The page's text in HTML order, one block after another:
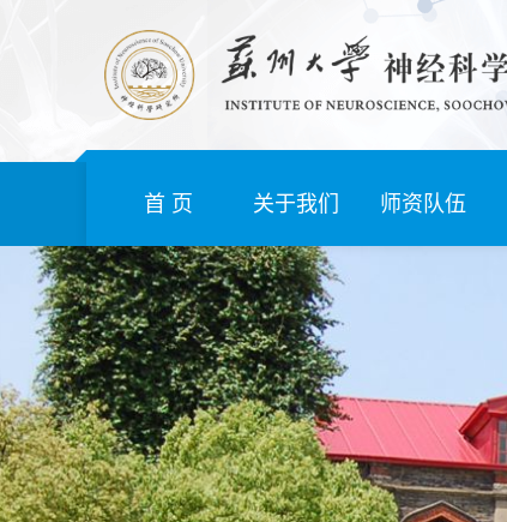
首 页 关于我们 师资队伍